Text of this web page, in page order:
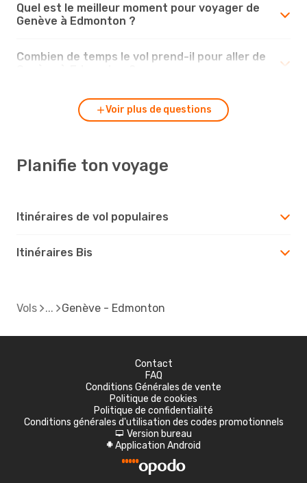
Quel est le meilleur moment pour voyager de
Genève à Edmonton ?
Combien de temps le vol prend-il pour aller de
Voir plus de questions
Planifie ton voyage
Itinéraires de vol populaires
Itinéraires Bis
Vols Genève - Edmonton
Contact
FAQ
Conditions Générales de vente
Politique de cookies
Politique de confidentialité
Conditions générales d'utilisation des codes promotionnels
d Version bureau
A Application Android